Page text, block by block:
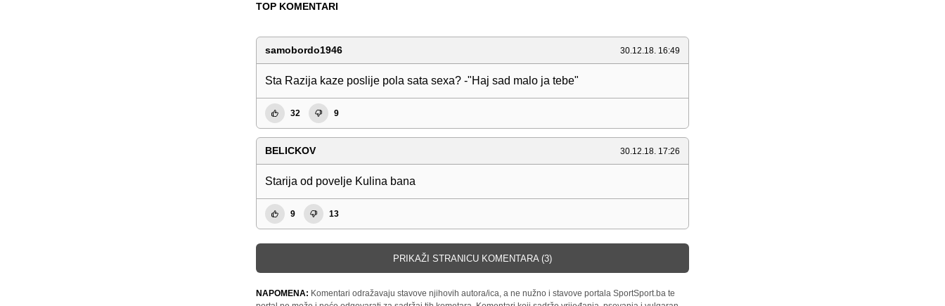
TOP KOMENTARI
samobordo1946 30.12.18. 16:49
Sta Razija kaze poslije pola sata sexa? -"Haj sad malo ja tebe"
32 9
BELICKOV 30.12.18. 17:26
Starija od povelje Kulina bana
9 13
PRIKAŽI STRANICU KOMENTARA (3)
NAPOMENA: Komentari odražavaju stavove njihovih autora/ica, a ne nužno i stavove portala SportSport.ba te